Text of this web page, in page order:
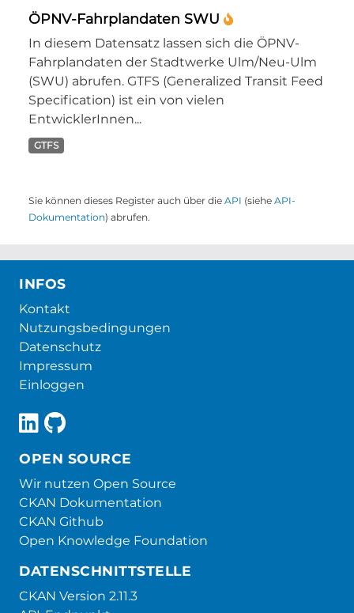
ÖPNV-Fahrplandaten SWU
In diesem Datensatz lassen sich die ÖPNV-
Fahrplandaten der Stadtwerke Ulm/Neu-Ulm
(SWU) abrufen. GTFS (Generalized Transit Feed
Specification) ist ein von vielen
EntwicklerInnen...
GTFS
Sie können dieses Register auch über die API (siehe API-
Dokumentation) abrufen.
INFOS
Kontakt
Nutzungsbedingungen
Datenschutz
Impressum
Einloggen
OPEN SOURCE
Wir nutzen Open Source
CKAN Dokumentation
CKAN Github
Open Knowledge Foundation
DATENSCHNITTSTELLE
CKAN Version 2.11.3